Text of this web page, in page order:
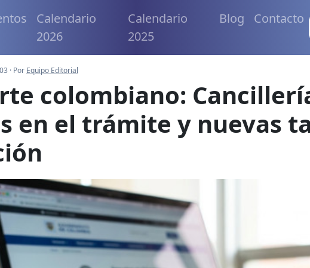
Calendario
2026
Calendario
2025
Blog Contacto
· Por Equipo Editorial
colombiano:
en el trámite y nuevas